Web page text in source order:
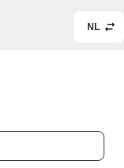
NL